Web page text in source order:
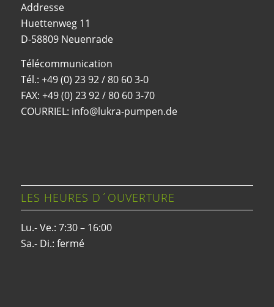
Addresse
Huettenweg 11
D-58809 Neuenrade
Télécommunication
Tél.: +49 (0) 23 92 / 80 60 3-0
FAX: +49 (0) 23 92 / 80 60 3-70
COURRIEL: info@lukra-pumpen.de
LES HEURES D´OUVERTURE
Lu.- Ve.: 7:30 – 16:00
Sa.- Di.: fermé